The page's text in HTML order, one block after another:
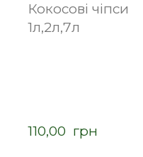
Кокосові чіпси
1л,2л,7л
110,00  грн